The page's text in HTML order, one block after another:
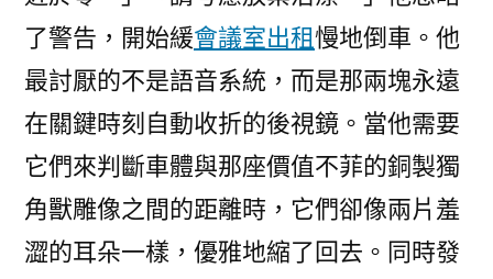
了警告，開始緩會議室出租慢地倒車。他
最討厭的不是語音系統，而是那兩塊永遠
在關鍵時刻自動收折的後視鏡。當他需要
它們來判斷車體與那座價值不菲的銅製獨
角獸雕像之間的距離時，它們卻像兩片羞
澀的耳朵一樣，優雅地縮了回去。同時發